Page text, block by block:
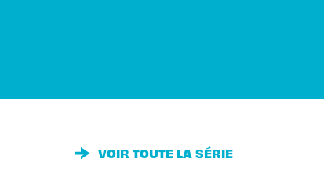
VOIR TOUTE LA SÉRIE